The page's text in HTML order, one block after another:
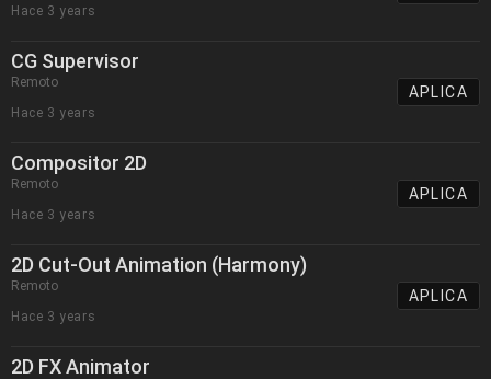
Hace 3 years
CG Supervisor
Remoto
Hace 3 years
APLICA
Compositor 2D
Remoto
Hace 3 years
APLICA
2D Cut-Out Animation (Harmony)
Remoto
Hace 3 years
APLICA
2D FX Animator